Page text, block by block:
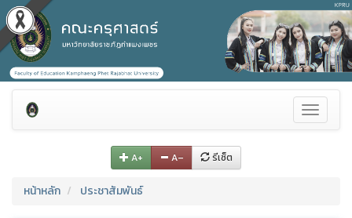
Toggle
A+ A– รีเซ็ต
หน้าหลัก ประชาสัมพันธ์